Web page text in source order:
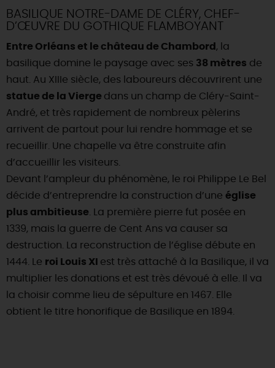
BASILIQUE NOTRE-DAME DE CLÉRY, CHEF-
D’ŒUVRE DU GOTHIQUE FLAMBOYANT
Entre Orléans et le château de Chambord , la
basilique domine le paysage avec ses 38 mètres de
haut. Au XIIIe siècle, des laboureurs découvrirent une
statue de la Vierge dans un champ de Cléry-Saint-
André, et très rapidement de nombreux pèlerins
arrivent de partout pour lui rendre hommage et se
recueillir. Une chapelle va être construite afin
d’accueillir les visiteurs.
Devant l’ampleur du phénomène, le roi Philippe Le Bel
décide d’entreprendre la construction d’une église
plus ambitieuse . La première pierre fut posée en
1339, mais la guerre de Cent Ans va causer sa
destruction. La reconstruction de l’église débute en
1444. Le roi Louis XI est très attaché à la Basilique, il va
multiplier les donations et est très dévoué à elle. Il va
la choisir comme lieu de sépulture en 1467. Elle
obtient le titre honorifique de Basilique en 1894.